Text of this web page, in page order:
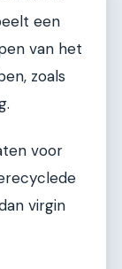
een
van het
zoals
voor
virgin